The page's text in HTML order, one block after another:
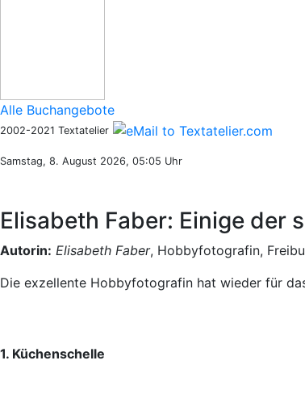
Alle Buchangebote
2002-2021 Textatelier
Samstag, 8. August 2026, 05:05 Uhr
Elisabeth Faber: Einige der
Autorin: Elisabeth Faber, Hobbyfotografin,
Die exzellente Hobbyfotografin hat wieder für
1. Küchenschelle